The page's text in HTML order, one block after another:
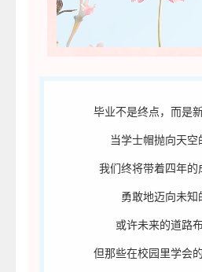
毕业不是终点，而是
当学士帽抛向天空
我们终将带着四年的
勇敢地迈向未知
或许未来的道路
但那些在校园里学会